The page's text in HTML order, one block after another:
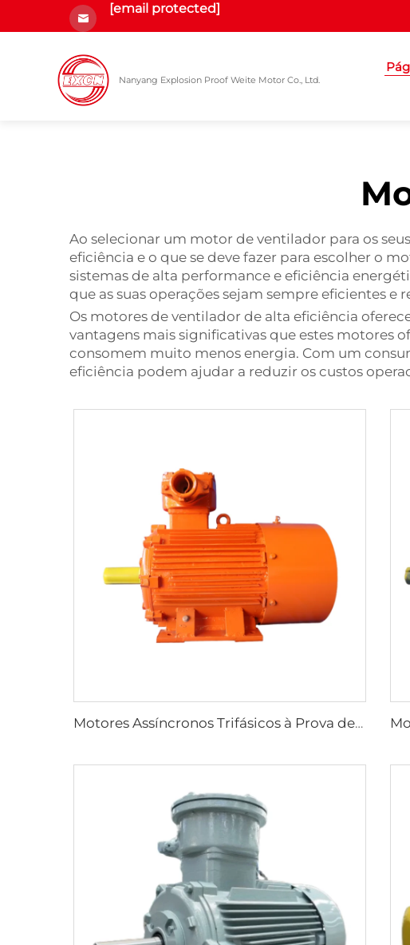
[email protected]
Nanyang Explosion Proof Weite Motor Co., Ltd.
Ao selecionar um motor de ventilador para os
eficiência e o que se deve fazer para escolher o
sistemas de alta performance e eficiência
que as suas operações sejam sempre eficientes e
Os motores de ventilador de alta eficiência
vantagens mais significativas que estes motores
consomem muito menos energia. Com um
eficiência podem ajudar a reduzir os custos
Motores Assíncronos Trifásicos à Prova de Explosão Série YBK3 para Minas Subterrâneas de Carvão